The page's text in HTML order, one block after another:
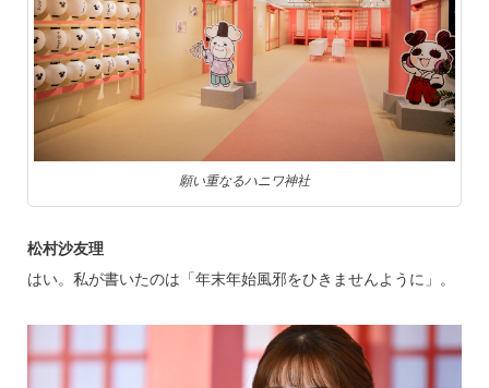
願い重なるハニワ神社
松村沙友理
はい。私が書いたのは「年末年始風邪をひきませんように」。